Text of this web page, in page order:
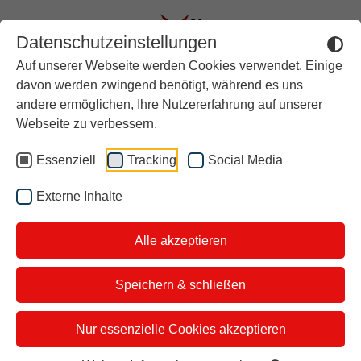
Datenschutzeinstellungen
Auf unserer Webseite werden Cookies verwendet. Einige
davon werden zwingend benötigt, während es uns
andere ermöglichen, Ihre Nutzererfahrung auf unserer
Webseite zu verbessern.
Essenziell Tracking Social Media
Externe Inhalte
Alle akzeptieren
Speichern & schließen
Nur essenzielle Cookies akzeptieren
Unsere
Themen vom
27.04.2025
Das sind unsere Themen und
Gäste:
Aktuell
Rückblick
Über stern TV
Der Moderator
i&u Studios